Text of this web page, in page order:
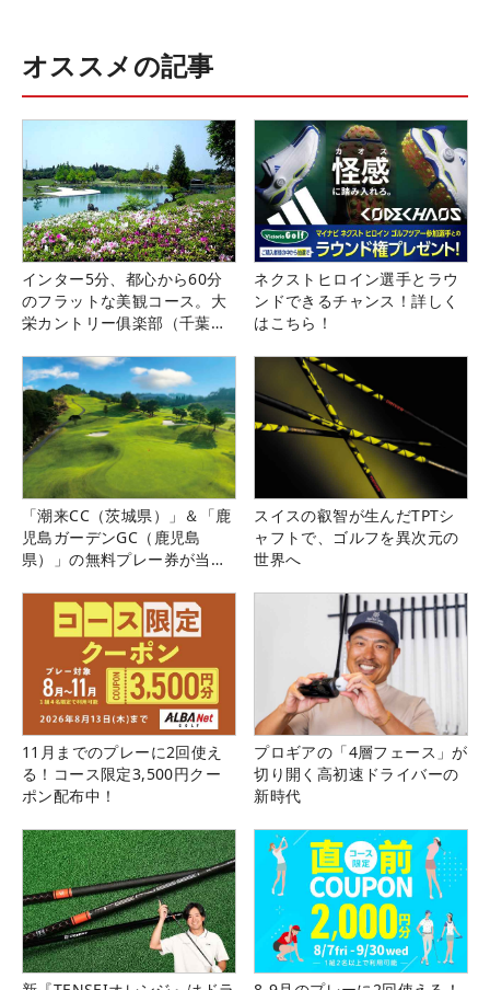
オススメの記事
インター5分、都心から60分
のフラットな美観コース。大
栄カントリー俱楽部（千葉
ネクストヒロイン選手とラウ
ンドできるチャンス！詳しく
はこちら！
「潮来CC（茨城県）」＆「鹿
児島ガーデンGC（鹿児島
県）」の無料プレー券が当た
スイスの叡智が生んだTPTシ
ャフトで、ゴルフを異次元の
世界へ
11月までのプレーに2回使え
る！コース限定3,500円クー
ポン配布中！
プロギアの「4層フェース」が
切り開く高初速ドライバーの
新時代